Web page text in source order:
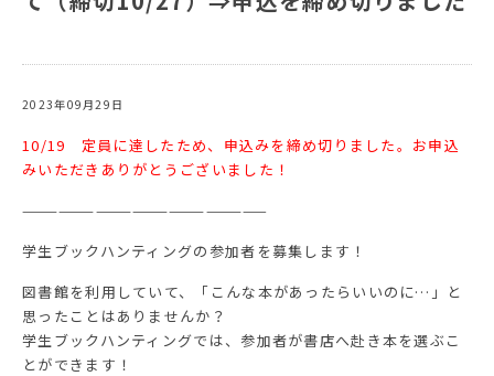
2023年09月29日
10/19 定員に達したため、申込みを締め切りました。お申込
みいただきありがとうございました！
————————————————————
学生ブックハンティングの参加者を募集します！
図書館を利用していて、「こんな本があったらいいのに…」と
思ったことはありませんか？
学生ブックハンティングでは、参加者が書店へ赴き本を選ぶこ
とができます！